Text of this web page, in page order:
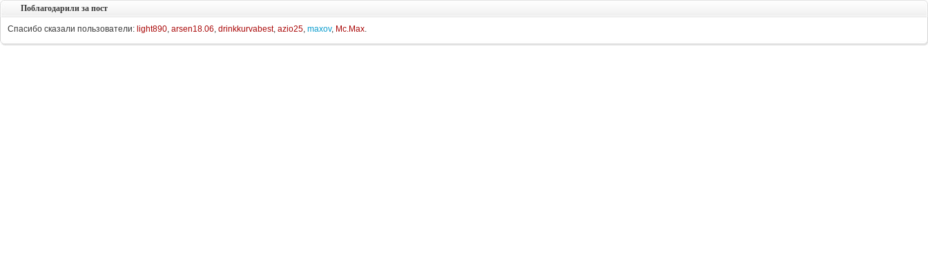
Поблагодарили за пост
Спасибо сказали пользователи: light890, arsen18.06, drinkkurvabest, azio25, maxov, Mc.Max.